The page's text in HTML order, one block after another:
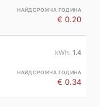
€ 0.20
1.4
€ 0.34